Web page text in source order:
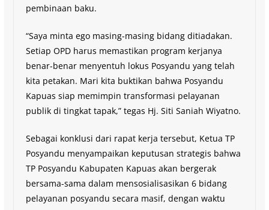
pembinaan baku.
“Saya minta ego masing-masing bidang ditiadakan.
Setiap OPD harus memastikan program kerjanya
benar-benar menyentuh lokus Posyandu yang telah
kita petakan. Mari kita buktikan bahwa Posyandu
Kapuas siap memimpin transformasi pelayanan
publik di tingkat tapak,” tegas Hj. Siti Saniah Wiyatno.
Sebagai konklusi dari rapat kerja tersebut, Ketua TP
Posyandu menyampaikan keputusan strategis bahwa
TP Posyandu Kabupaten Kapuas akan bergerak
bersama-sama dalam mensosialisasikan 6 bidang
pelayanan posyandu secara masif, dengan waktu